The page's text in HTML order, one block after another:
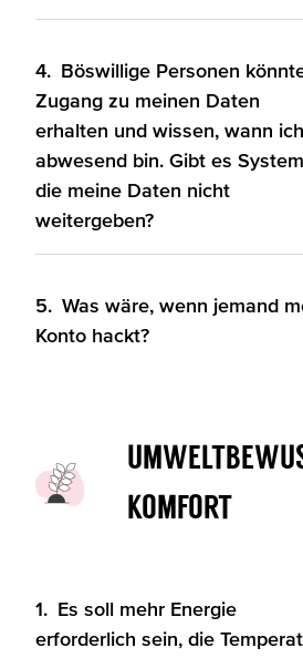
4.
Böswillige Personen
Zugang zu meinen Daten
erhalten und wissen, wann ich
abwesend bin. Gibt es
die meine Daten nicht
weitergeben?
5. Was wäre, wenn jemand
Konto hackt?
Komfort
1.
Es soll mehr Energie
erforderlich sein, die